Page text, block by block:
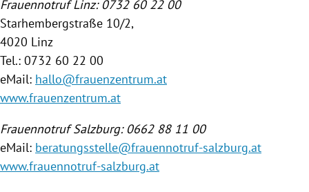
Frauennotruf Linz: 0732 60 22 00
Starhembergstraße 10/2,
4020 Linz
Tel.: 0732 60 22 00
eMail: hallo@frauenzentrum.at
www.frauenzentrum.at
Frauennotruf Salzburg: 0662 88 11 00
eMail: beratungsstelle@frauennotruf-salzburg.at
www.frauennotruf-salzburg.at